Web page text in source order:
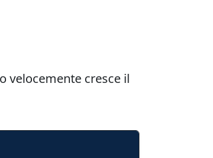
velocemente cresce il